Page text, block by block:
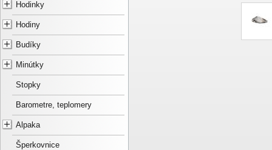
Hodinky
Hodiny
Budíky
Minútky
Stopky
Barometre, teplomery
Alpaka
Šperkovnice